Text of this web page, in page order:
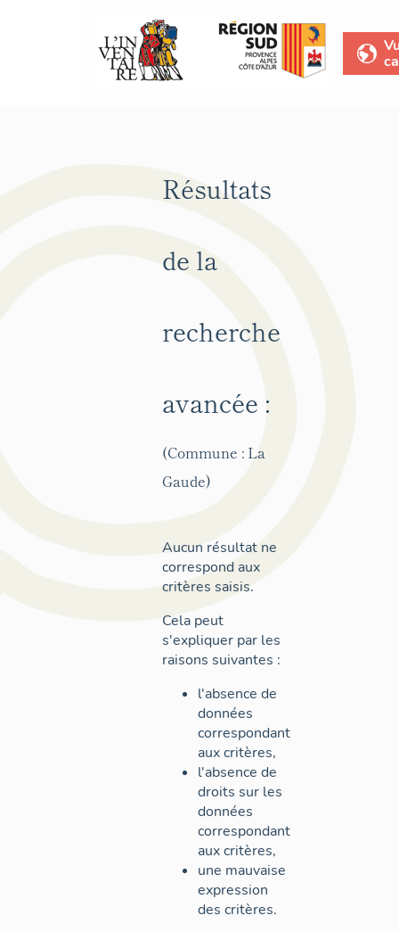
Résultats
de la
recherche
avancée :
(Commune : La
Gaude)
Aucun résultat ne
correspond aux
critères saisis.
Cela peut
s'expliquer par les
raisons suivantes :
l'absence de
données
correspondant
aux critères,
l'absence de
droits sur les
données
correspondant
aux critères,
une mauvaise
expression
des critères.